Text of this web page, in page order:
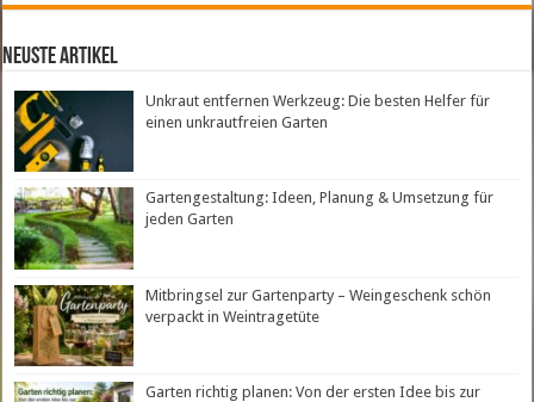
neuste Artikel
Unkraut entfernen Werkzeug: Die besten Helfer für
einen unkrautfreien Garten
Gartengestaltung: Ideen, Planung & Umsetzung für
jeden Garten
Mitbringsel zur Gartenparty – Weingeschenk schön
verpackt in Weintragetüte
Garten richtig planen: Von der ersten Idee bis zur